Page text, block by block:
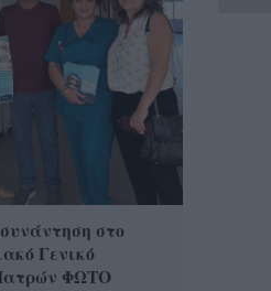
στο
Γενικό
ΦΩΤΟ